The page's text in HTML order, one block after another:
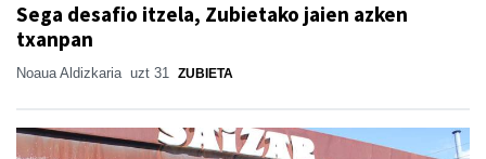
Sega desafio itzela, Zubietako jaien azken
txanpan
Noaua Aldizkaria uzt 31 ZUBIETA